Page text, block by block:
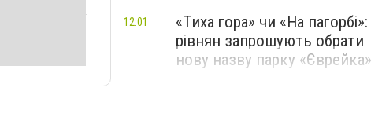
«Тиха гора» чи «На пагорбі»:
рівнян запрошують обрати
нову назву парку «Єврейка»
12:01